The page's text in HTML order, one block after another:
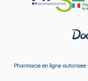
Pharmacie en ligne